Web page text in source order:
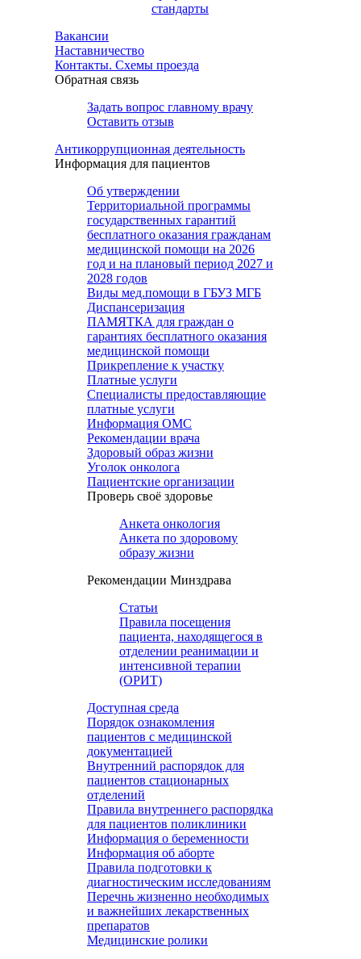
стандарты
Вакансии
Наставничество
Контакты. Схемы проезда
Обратная связь
Задать вопрос главному врачу
Оставить отзыв
Антикоррупционная деятельность
Информация для пациентов
Об утверждении
Территориальной программы
государственных гарантий
бесплатного оказания гражданам
медицинской помощи на 2026
год и на плановый период 2027 и
2028 годов
Виды мед.помощи в ГБУЗ МГБ
Диспансеризация
ПАМЯТКА для граждан о
гарантиях бесплатного оказания
медицинской помощи
Прикрепление к участку
Платные услуги
Специалисты предоставляющие
платные услуги
Информация ОМС
Рекомендации врача
Здоровый образ жизни
Уголок онколога
Пациентские организации
Проверь своё здоровье
Анкета онкология
Анкета по здоровому
образу жизни
Рекомендации Минздрава
Статьи
Правила посещения
пациента, находящегося в
отделении реанимации и
интенсивной терапии
(ОРИТ)
Доступная среда
Порядок ознакомления
пациентов с медицинской
документацией
Внутренний распорядок для
пациентов стационарных
отделений
Правила внутреннего распорядка
для пациентов поликлиники
Информация о беременности
Информация об аборте
Правила подготовки к
диагностическим исследованиям
Перечнь жизненно необходимых
и важнейших лекарственных
препаратов
Медицинские ролики